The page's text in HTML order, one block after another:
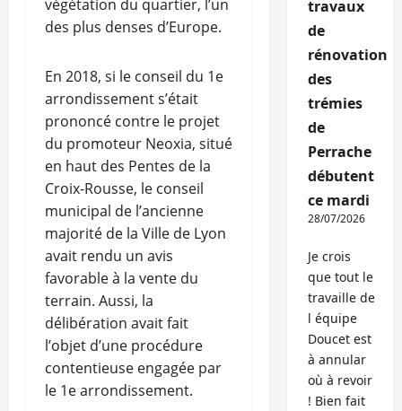
végétation du quartier, l’un
des plus denses d’Europe.
En 2018, si le conseil du 1e
arrondissement s’était
prononcé contre le projet
du promoteur Neoxia, situé
en haut des Pentes de la
Croix-Rousse, le conseil
municipal de l’ancienne
majorité de la Ville de Lyon
avait rendu un avis
favorable à la vente du
terrain. Aussi, la
délibération avait fait
l’objet d’une procédure
contentieuse engagée par
le 1e arrondissement.
travaux
de
rénovation
des
trémies
de
Perrache
débutent
ce mardi
28/07/2026
Je crois
que tout le
travaille de
l équipe
Doucet est
à annular
où à revoir
! Bien fait